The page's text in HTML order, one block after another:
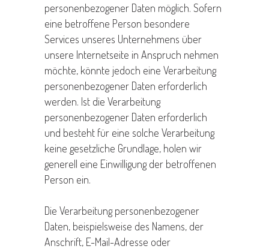
personenbezogener Daten möglich. Sofern
eine betroffene Person besondere
Services unseres Unternehmens über
unsere Internetseite in Anspruch nehmen
möchte, könnte jedoch eine Verarbeitung
personenbezogener Daten erforderlich
werden. Ist die Verarbeitung
personenbezogener Daten erforderlich
und besteht für eine solche Verarbeitung
keine gesetzliche Grundlage, holen wir
generell eine Einwilligung der betroffenen
Person ein.
Die Verarbeitung personenbezogener
Daten, beispielsweise des Namens, der
Anschrift, E-Mail-Adresse oder